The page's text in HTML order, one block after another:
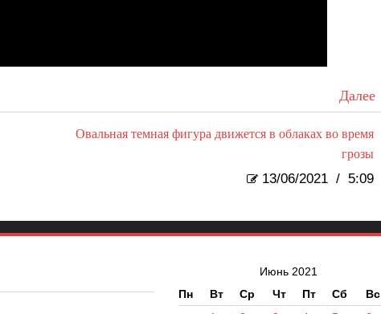
Далее
Овальная темная фигура движется в облаках во время
грозы
13/06/2021 / 5:09
Июнь 2021
Пн
Вт Ср Чт Пт Сб
Вс